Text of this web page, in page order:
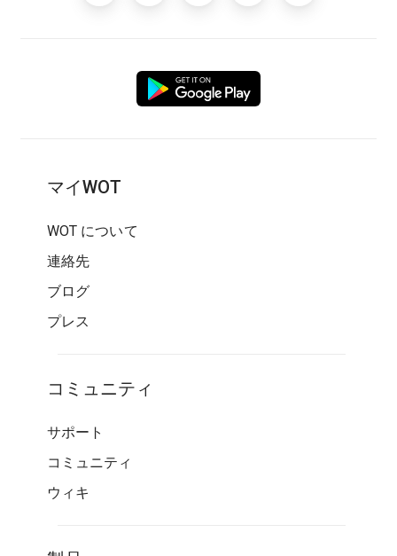
マイWOT
WOT について
連絡先
ブログ
プレス
コミュニティ
サポート
コミュニティ
ウィキ